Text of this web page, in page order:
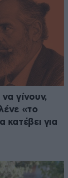
γίνουν,
«το
για